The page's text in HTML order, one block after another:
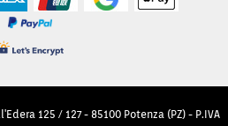
125 / 127 - 85100 Potenza (PZ) - P.IVA